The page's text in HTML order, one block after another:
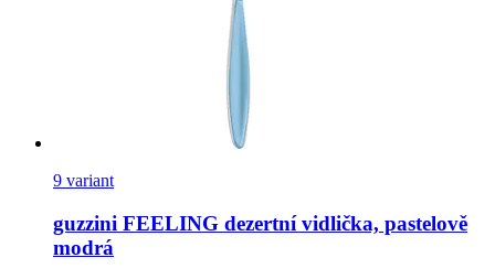
9 variant
guzzini FEELING dezertní vidlička, pastelově
modrá